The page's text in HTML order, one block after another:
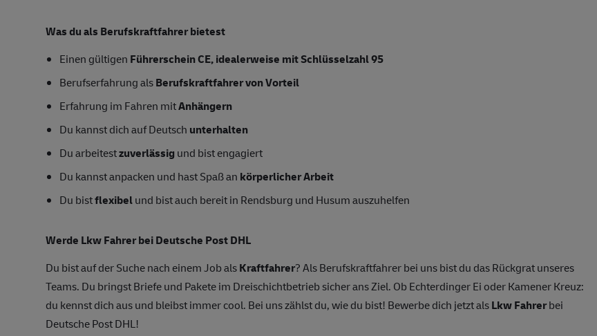
Was du als Berufskraftfahrer bietest
Einen gültigen Führerschein CE, idealerweise mit Schlüsselzahl 95
Berufserfahrung alsBerufskraftfahrer von Vorteil
Erfahrung im Fahren mitAnhängern
Du kannst dich auf Deutsch unterhalten
Du arbeitestzuverlässig und bist engagiert
Du kannst anpacken und hast Spaß an körperlicher Arbeit
Du bistflexibelund bist auch bereit in Rendsburg und Husum auszuhelfen
Werde Lkw Fahrer bei Deutsche Post DHL
Du bist auf der Suche nach einem Job alsKraftfahrer? Als Berufskraftfahrer bei uns bist du das Rückgrat unseres
Teams. Du bringst Briefe und Pakete im Dreischichtbetrieb sicher ans Ziel. Ob Echterdinger Ei oder Kamener Kreuz:
du kennst dich aus und bleibst immer cool. Bei uns zählst du, wie du bist! Bewerbe dich jetzt alsLkw Fahrerbei
Deutsche Post DHL!